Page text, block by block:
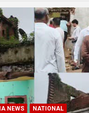
NEWS
NATIONAL